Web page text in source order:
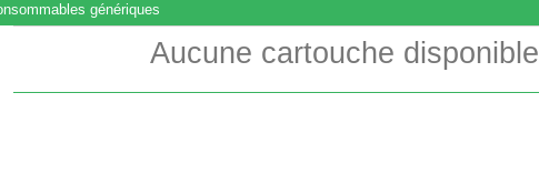
génériques
Aucune cartouche disponible